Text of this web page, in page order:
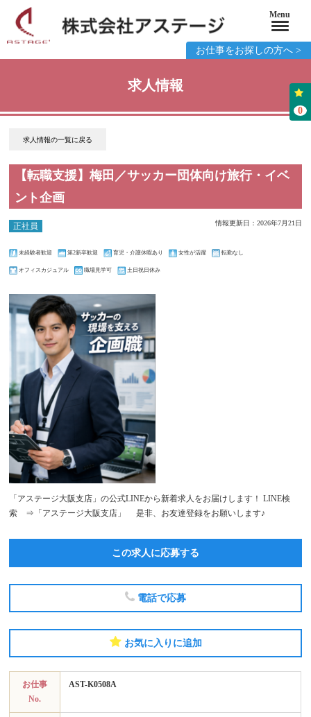
お仕事をお探しの方へ >
0
求人情報
求人情報の一覧に戻る
【転職支援】梅田／サッカー団体向け旅行・イベ
ント企画
正社員 情報更新日：2026年7月21日
未経験者歓迎 第2新卒歓迎 育児・介護休暇あり 女性が活躍 転勤なし
オフィスカジュアル 職場見学可 土日祝日休み
「アステージ大阪支店」の公式LINEから新着求人をお届けします！ LINE検
索 ⇒「アステージ大阪支店」 是非、お友達登録をお願いします♪
この求人に応募する
電話で応募
お気に入りに追加
お仕事
No.
AST-K0508A
Menu